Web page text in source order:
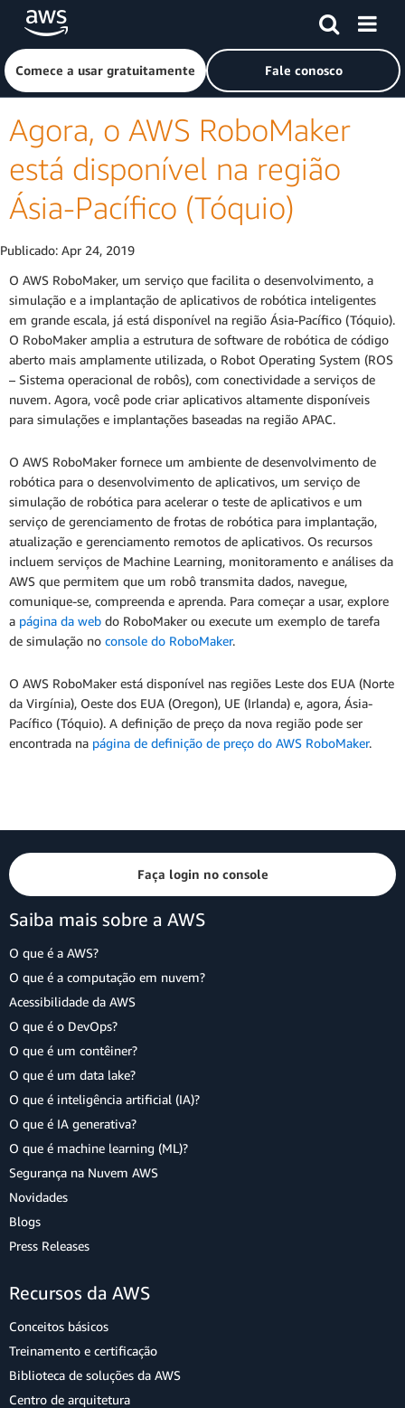
Pular para o conteúdo principal
Clique aqui para voltar à página inicial da Amazon Web
Comece a usar gratuitamente Fale conosco
Agora, o AWS RoboMaker
está disponível na região
Ásia-Pacífico (Tóquio)
Publicado: Apr 24, 2019
O AWS RoboMaker, um serviço que facilita o desenvolvimento, a
simulação e a implantação de aplicativos de robótica inteligentes
em grande escala, já está disponível na região Ásia-Pacífico (Tóquio).
O RoboMaker amplia a estrutura de software de robótica de código
aberto mais amplamente utilizada, o Robot Operating System (ROS
– Sistema operacional de robôs), com conectividade a serviços de
nuvem. Agora, você pode criar aplicativos altamente disponíveis
para simulações e implantações baseadas na região APAC.
O AWS RoboMaker fornece um ambiente de desenvolvimento de
robótica para o desenvolvimento de aplicativos, um serviço de
simulação de robótica para acelerar o teste de aplicativos e um
serviço de gerenciamento de frotas de robótica para implantação,
atualização e gerenciamento remotos de aplicativos. Os recursos
incluem serviços de Machine Learning, monitoramento e análises da
AWS que permitem que um robô transmita dados, navegue,
comunique-se, compreenda e aprenda. Para começar a usar, explore
a página da web do RoboMaker ou execute um exemplo de tarefa
de simulação no console do RoboMaker.
O AWS RoboMaker está disponível nas regiões Leste dos EUA (Norte
da Virgínia), Oeste dos EUA (Oregon), UE (Irlanda) e, agora, Ásia-
Pacífico (Tóquio). A definição de preço da nova região pode ser
encontrada na página de definição de preço do AWS RoboMaker.
Faça login no console
Saiba mais sobre a AWS
O que é a AWS?
O que é a computação em nuvem?
Acessibilidade da AWS
O que é o DevOps?
O que é um contêiner?
O que é um data lake?
O que é inteligência artificial (IA)?
O que é IA generativa?
O que é machine learning (ML)?
Segurança na Nuvem AWS
Novidades
Blogs
Press Releases
Recursos da AWS
Conceitos básicos
Treinamento e certificação
Biblioteca de soluções da AWS
Centro de arquitetura